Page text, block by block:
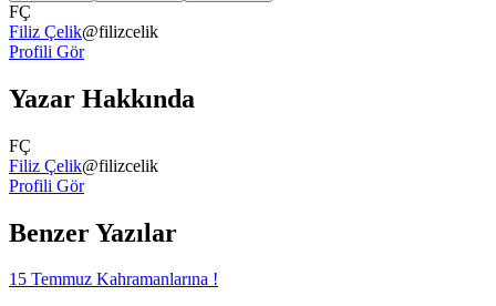
FÇ
Filiz Çelik@filizcelik
Profili Gör
Yazar Hakkında
FÇ
Filiz Çelik@filizcelik
Profili Gör
Benzer Yazılar
15 Temmuz Kahramanlarına !